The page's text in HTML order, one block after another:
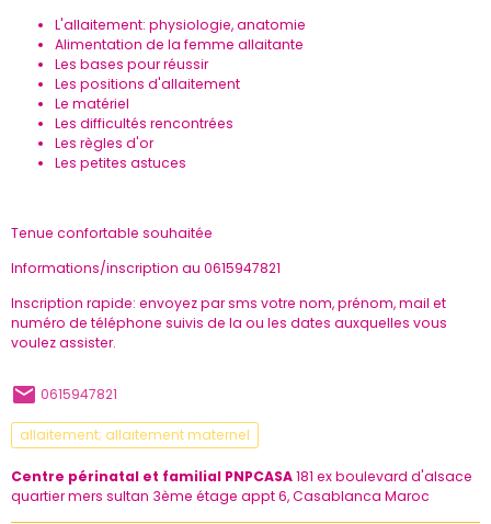
L'allaitement: physiologie, anatomie
Alimentation de la femme allaitante
Les bases pour réussir
Les positions d'allaitement
Le matériel
Les difficultés rencontrées
Les règles d'or
Les petites astuces
Tenue confortable souhaitée
Informations/inscription au 0615947821
Inscription rapide: envoyez par sms votre nom, prénom, mail et
numéro de téléphone suivis de la ou les dates auxquelles vous
voulez assister.
0615947821
allaitement; allaitement maternel
Centre périnatal et familial PNPCASA181 ex boulevard d'alsace
quartier mers sultan 3ème étage appt 6, Casablanca Maroc